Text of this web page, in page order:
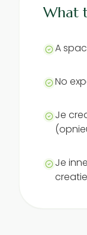
What
A
No
Je
Je